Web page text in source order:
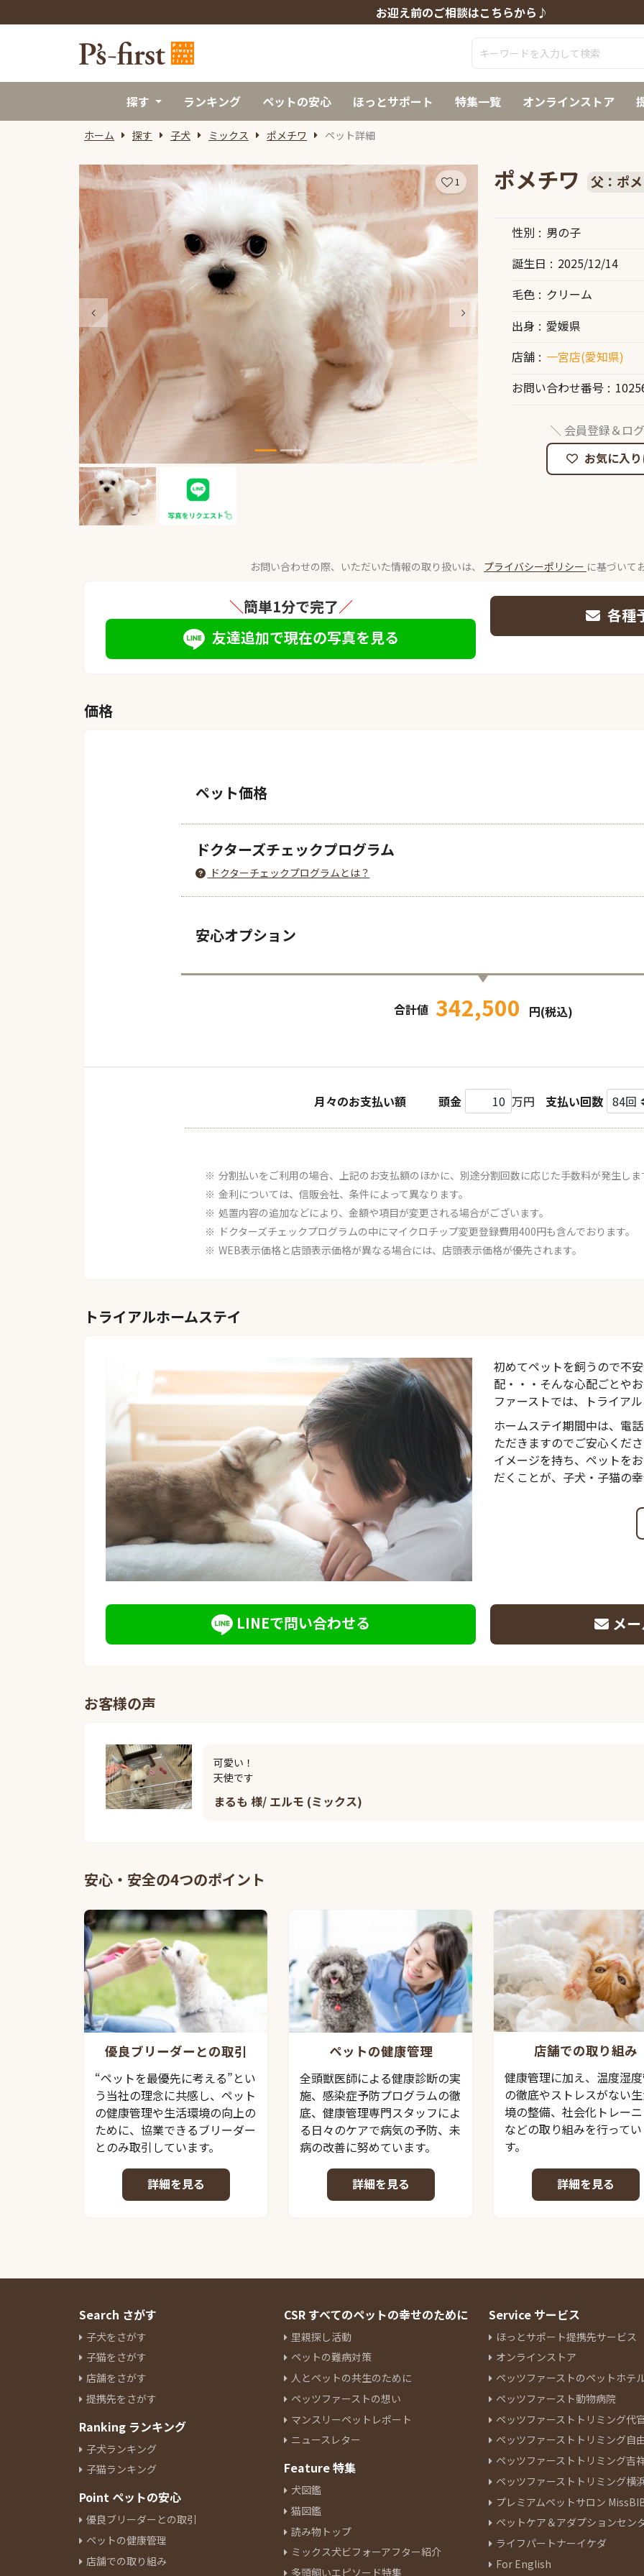
お迎え前のご相談はこちらから♪
探す ランキング ペットの安心 ほっとサポート 特集一覧 オンラインストア
ホーム 探す 子犬 ミックス ポメチワ ペット詳細
1 ポメチワ 父：ポ
性別
男の子
誕生日
2025/12/14
毛色
クリーム
出身
愛媛県
店舗
一宮店(愛知県)
お問い合わせ番号
＼ 会員登録＆ロ
お気に入
お問い合わせの際、いただいた情報の取り扱いは、 プライバシーポリシー に基づいて
＼簡単1分で完了／
友達追加で現在の写真を見る
各種
価格
ペット価格
ドクターズチェックプログラム
ドクターチェックプログラムとは？
安心オプション
合計値 342,500 円(税込)
月々のお支払い額 頭金 万円 支払い回数
分割払いをご利用の場合、上記のお支払額のほかに、別途分割回数に応じた手数料が発生しま
金利については、信販会社、条件によって異なります。
処置内容の追加などにより、金額や項目が変更される場合がございます。
ドクターズチェックプログラムの中にマイクロチップ変更登録費用400円も含んでおります。
WEB表示価格と店頭表示価格が異なる場合には、店頭表示価格が優先されます。
トライアルホームステイ
初めてペットを飼うので不
配・・・そんな心配ごとや
ファーストでは、トライア
ホームステイ期間中は、電
ただきますのでご安心くだ
イメージを持ち、ペットを
だくことが、子犬・子猫の
LINEで問い合わせる メ
お客様の声
可愛い！
天使です
まるも 様/ エルモ (ミックス)
安心・安全の4つのポイント
優良ブリーダーとの取引
“ペットを最優先に考える”とい
う当社の理念に共感し、ペット
の健康管理や生活環境の向上の
ために、協業できるブリーダー
とのみ取引しています。
詳細を見る
ペットの健康管理
全頭獣医師による健康診断の実
施、感染症予防プログラムの徹
底、健康管理専門スタッフによ
る日々のケアで病気の予防、未
病の改善に努めています。
詳細を見る
店舗での取り組み
健康管理に加え、温度湿
の徹底やストレスがない
境の整備、社会化トレー
などの取り組みを行って
す。
詳細を見る
Search さがす
子犬をさがす
子猫をさがす
店舗をさがす
提携先をさがす
Ranking ランキング
子犬ランキング
子猫ランキング
Point ペットの安心
優良ブリーダーとの取引
ペットの健康管理
店舗での取り組み
CSR すべてのペットの幸せのために
里親探し活動
ペットの難病対策
人とペットの共生のために
ペッツファーストの想い
マンスリーペットレポート
ニュースレター
Feature 特集
犬図鑑
猫図鑑
読み物トップ
ミックス犬ビフォーアフター紹介
多頭飼いエピソード特集
Service サービス
ほっとサポート提携先サービス
オンラインストア
ペッツファーストのペットホテ
ペッツファースト動物病院
ペッツファーストトリミング代
ペッツファーストトリミング自
ペッツファーストトリミング吉
ペッツファーストトリミング横
プレミアムペットサロン
ペットケア＆アダプションセン
ライフパートナーイケダ
For English